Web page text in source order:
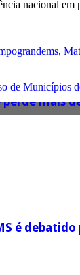
nacional
,
de Municípios
mais
é debatido